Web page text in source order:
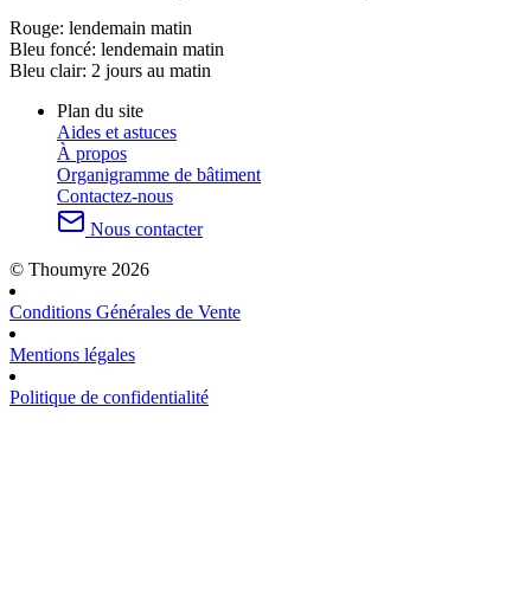
Rouge: lendemain matin
Bleu foncé: lendemain matin
Bleu clair: 2 jours au matin
Plan du site
Aides et astuces
À propos
Organigramme de bâtiment
Contactez-nous
Nous contacter
© Thoumyre 2026
Conditions Générales de Vente
Mentions légales
Politique de confidentialité